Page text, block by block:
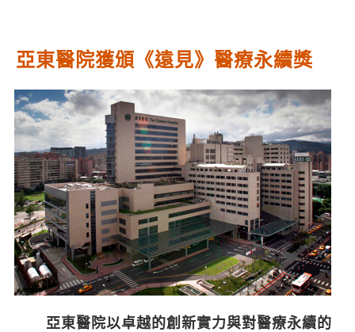
亞東醫院獲頒《遠見》醫療永續獎
亞東醫院以卓越的創新實力與對醫療永續的